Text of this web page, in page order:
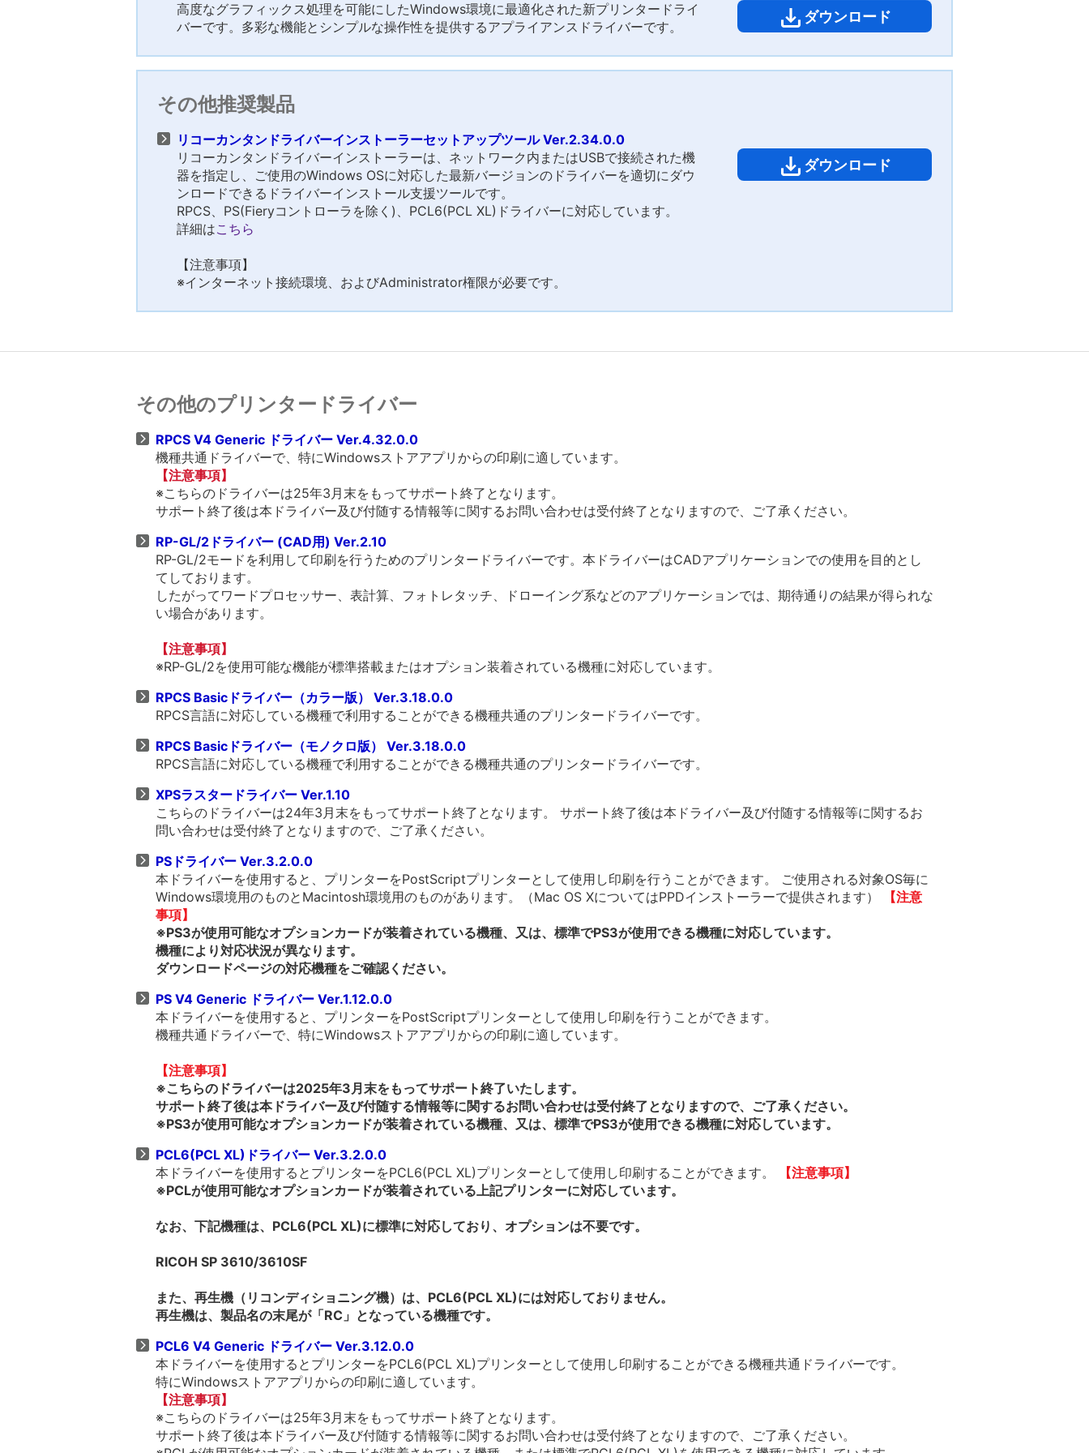
ダウンロード
高度なグラフィックス処理を可能にしたWindows環境に最適化された新プリンタードライ
バーです。多彩な機能とシンプルな操作性を提供するアプライアンスドライバーです。
その他推奨製品
リコーカンタンドライバーインストーラーセットアップツール Ver.2.34.0.0
ダウンロード
リコーカンタンドライバーインストーラーは、ネットワーク内またはUSBで接続された機
器を指定し、ご使用のWindows OSに対応した最新バージョンのドライバーを適切にダウ
ンロードできるドライバーインストール支援ツールです。
RPCS、PS(Fieryコントローラを除く)、PCL6(PCL XL)ドライバーに対応しています。
詳細はこちら
【注意事項】
※インターネット接続環境、およびAdministrator権限が必要です。
その他のプリンタードライバー
RPCS V4 Generic ドライバー Ver.4.32.0.0
機種共通ドライバーで、特にWindowsストアアプリからの印刷に適しています。
【注意事項】
※こちらのドライバーは25年3月末をもってサポート終了となります。
サポート終了後は本ドライバー及び付随する情報等に関するお問い合わせは受付終了となりますので、ご了承ください。
RP-GL/2ドライバー (CAD用) Ver.2.10
RP-GL/2モードを利用して印刷を行うためのプリンタードライバーです。本ドライバーはCADアプリケーションでの使用を目的とし
てしております。
したがってワードプロセッサー、表計算、フォトレタッチ、ドローイング系などのアプリケーションでは、期待通りの結果が得られな
い場合があります。
【注意事項】
※RP-GL/2を使用可能な機能が標準搭載またはオプション装着されている機種に対応しています。
RPCS Basicドライバー（カラー版） Ver.3.18.0.0
RPCS言語に対応している機種で利用することができる機種共通のプリンタードライバーです。
RPCS Basicドライバー（モノクロ版） Ver.3.18.0.0
RPCS言語に対応している機種で利用することができる機種共通のプリンタードライバーです。
XPSラスタードライバー Ver.1.10
こちらのドライバーは24年3月末をもってサポート終了となります。 サポート終了後は本ドライバー及び付随する情報等に関するお
問い合わせは受付終了となりますので、ご了承ください。
PSドライバー Ver.3.2.0.0
本ドライバーを使用すると、プリンターをPostScriptプリンターとして使用し印刷を行うことができます。 ご使用される対象OS毎に
Windows環境用のものとMacintosh環境用のものがあります。（Mac OS XについてはPPDインストーラーで提供されます）
【注意
事項】
※PS3が使用可能なオプションカードが装着されている機種、又は、標準でPS3が使用できる機種に対応しています。
機種により対応状況が異なります。
ダウンロードページの対応機種をご確認ください。
PS V4 Generic ドライバー Ver.1.12.0.0
本ドライバーを使用すると、プリンターをPostScriptプリンターとして使用し印刷を行うことができます。
機種共通ドライバーで、特にWindowsストアアプリからの印刷に適しています。
【注意事項】
※こちらのドライバーは2025年3月末をもってサポート終了いたします。
サポート終了後は本ドライバー及び付随する情報等に関するお問い合わせは受付終了となりますので、ご了承ください。
※PS3が使用可能なオプションカードが装着されている機種、又は、標準でPS3が使用できる機種に対応しています。
PCL6(PCL XL)ドライバー Ver.3.2.0.0
本ドライバーを使用するとプリンターをPCL6(PCL XL)プリンターとして使用し印刷することができます。
【注意事項】
※PCLが使用可能なオプションカードが装着されている上記プリンターに対応しています。
なお、下記機種は、PCL6(PCL XL)に標準に対応しており、オプションは不要です。
RICOH SP 3610/3610SF
また、再生機（リコンディショニング機）は、PCL6(PCL XL)には対応しておりません。
再生機は、製品名の末尾が「RC」となっている機種です。
PCL6 V4 Generic ドライバー Ver.3.12.0.0
本ドライバーを使用するとプリンターをPCL6(PCL XL)プリンターとして使用し印刷することができる機種共通ドライバーです。
特にWindowsストアアプリからの印刷に適しています。
【注意事項】
※こちらのドライバーは25年3月末をもってサポート終了となります。
サポート終了後は本ドライバー及び付随する情報等に関するお問い合わせは受付終了となりますので、ご了承ください。